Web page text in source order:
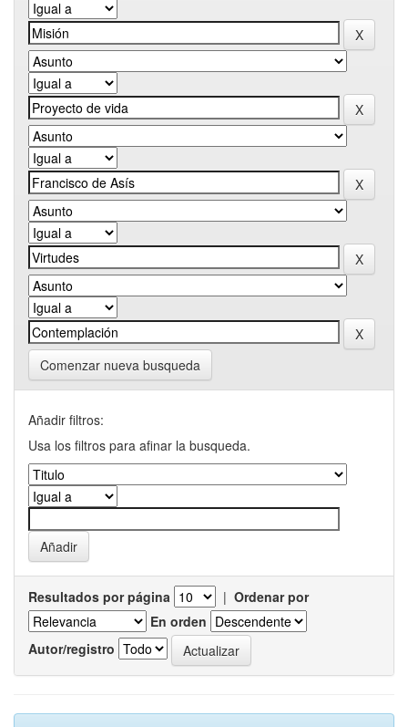
Comenzar nueva busqueda
Añadir filtros:
Usa los filtros para afinar la busqueda.
Resultados por página | Ordenar por
En orden
Autor/registro